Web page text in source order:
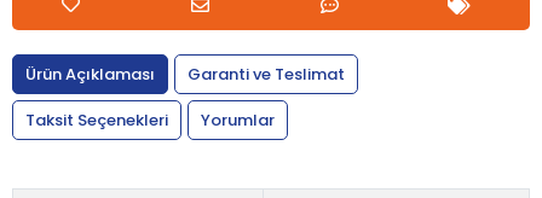
Ürün Açıklaması
Garanti ve Teslimat
Taksit Seçenekleri
Yorumlar